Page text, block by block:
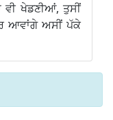
ਖੇਡਣੀਆਂ, ਤੁਸੀਂ
ਆਵਾਂਗੇ ਅਸੀਂ ਪੱਕੇ